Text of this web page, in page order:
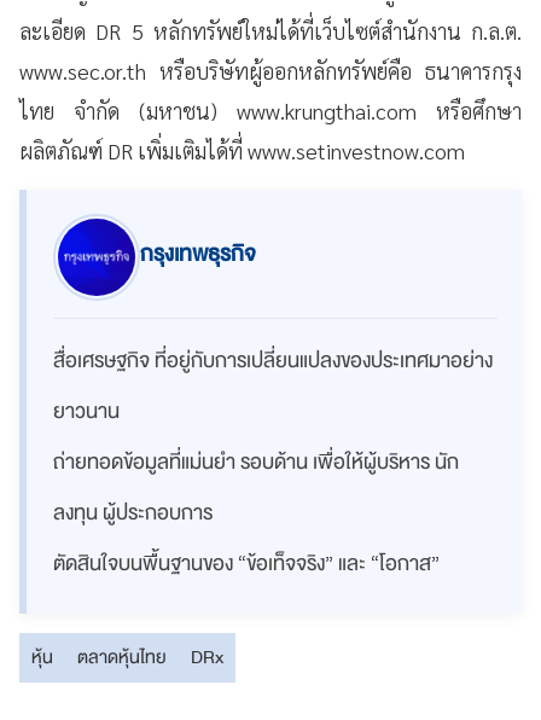
ละเอียด DR 5 หลักทรัพย์ใหม่ได้ที่เว็บไซต์สำนักงาน ก.ล.ต.
www.sec.or.th หรือบริษัทผู้ออกหลักทรัพย์คือ ธนาคารกรุง
ไทย จำกัด (มหาชน) www.krungthai.com หรือศึกษา
ผลิตภัณฑ์ DR เพิ่มเติมได้ที่ www.setinvestnow.com
กรุงเทพธุรกิจ
สื่อเศรษฐกิจ ที่อยู่กับการเปลี่ยนแปลงของประเทศมาอย่าง
ยาวนาน
ถ่ายทอดข้อมูลที่แม่นยำ รอบด้าน เพื่อให้ผู้บริหาร นัก
ลงทุน ผู้ประกอบการ
ตัดสินใจบนพื้นฐานของ “ข้อเท็จจริง” และ “โอกาส”
หุ้น ตลาดหุ้นไทย DRx